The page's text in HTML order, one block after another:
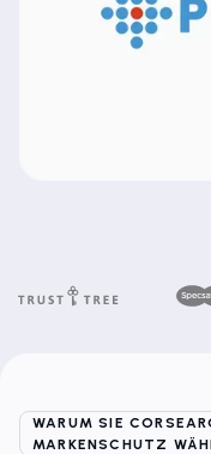
WARUM SIE
MARKENSCHUTZ